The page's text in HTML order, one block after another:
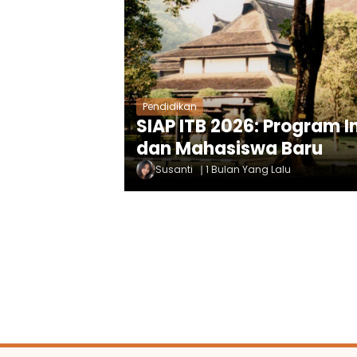
Pendidikan
SIAP ITB 2026: Program
dan Mahasiswa Baru
Susanti 1 Bulan Yang Lalu